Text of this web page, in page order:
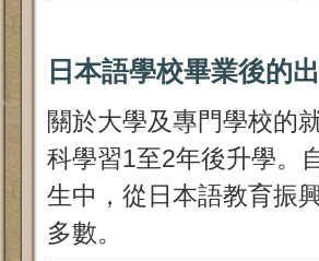
日本語學校畢業後的
關於大學及專門學校的
科學習1至2年後升學。
生中，從日本語教育振
多數。